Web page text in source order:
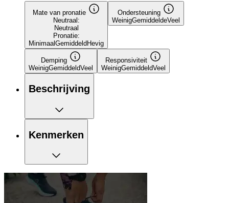
Mate van pronatie
Neutraal:
Neutraal
Pronatie:
Minimaal Gemiddeld Hevig
Ondersteuning
WeinigGemiddeldeVeel
Demping
WeinigGemiddeldVeel
Responsiviteit
WeinigGemiddeldVeel
Beschrijving
Kenmerken